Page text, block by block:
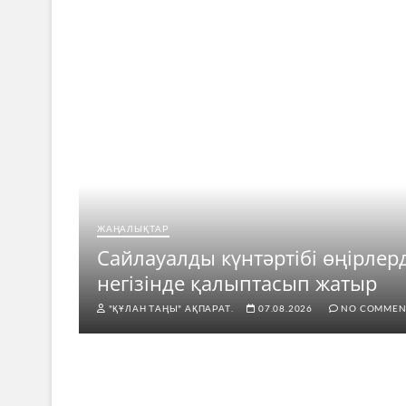
ЖАҢАЛЫҚТАР
Сайлауалды күнтәртібі
негізінде қалыптасып жатыр
"ҚҰЛАН ТАҢЫ" АҚПАРАТ. 07.08.2026 NO